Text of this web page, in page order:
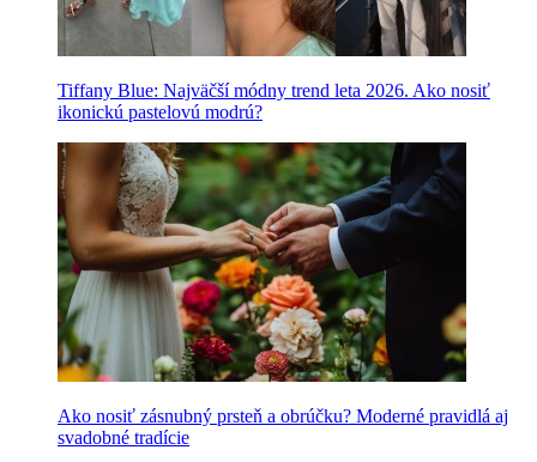
Tiffany Blue: Najväčší módny trend leta 2026. Ako nosiť
ikonickú pastelovú modrú?
Ako nosiť zásnubný prsteň a obrúčku? Moderné pravidlá aj
svadobné tradície